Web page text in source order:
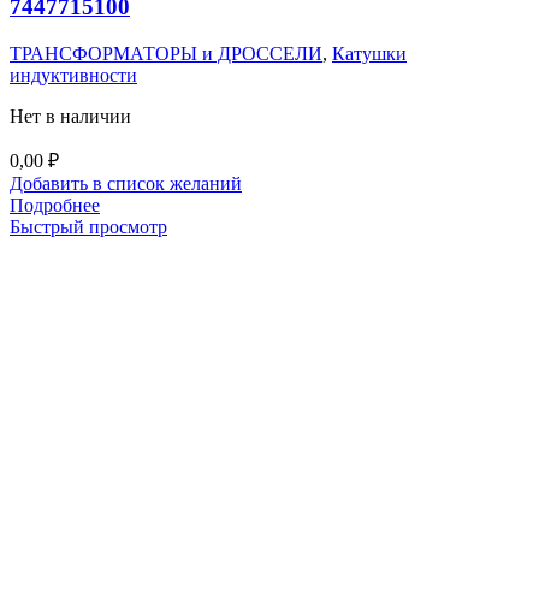
7447715100
ТРАНСФОРМАТОРЫ и ДРОССЕЛИ, Катушки
индуктивности
Нет в наличии
0,00 ₽
Добавить в список желаний
Подробнее
Быстрый просмотр